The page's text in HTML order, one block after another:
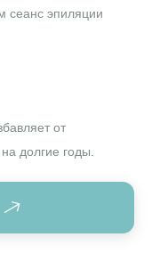
эпиляции
от
долгие годы.